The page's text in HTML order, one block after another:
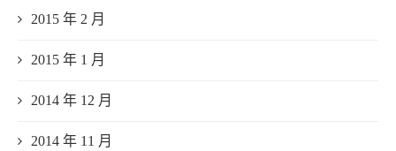
2015 年 2 月
2015 年 1 月
2014 年 12 月
2014 年 11 月